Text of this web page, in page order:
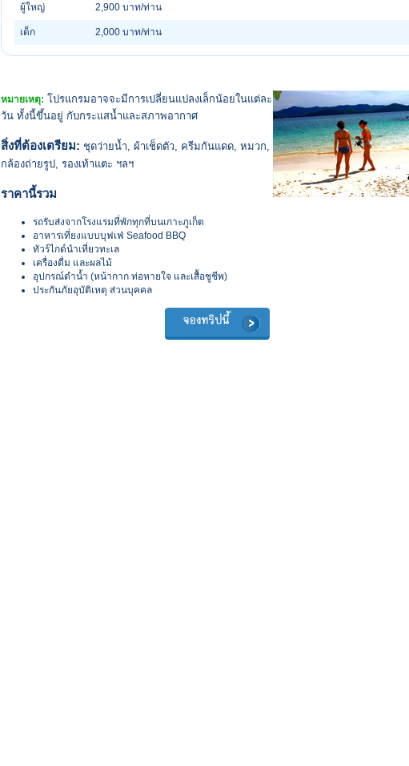
ผู้ใหญ่ 2,900 บาท/ท่าน
เด็ก 2,000 บาท/ท่าน
หมายเหตุ: โปรแกรมอาจจะมีการเปลี่ยนแปลงเล็กน้อยในแต่ละ
วัน ทั้งนี้ขึ้นอยู่ กับกระแสน้ำและสภาพอากาศ
สิ่งที่ต้องเตรียม: ชุดว่ายน้ำ, ผ้าเช็ดตัว, ครีมกันแดด, หมวก,
กล้องถ่ายรูป, รองเท้าแตะ ฯลฯ
ราคานี้รวม
รถรับส่งจากโรงแรมที่พักทุกที่บนเกาะภูเก็ต
อาหารเที่ยงแบบบุฟเฟ่ Seafood BBQ
ทัวร์ไกด์นำเที่ยวทะเล
เครื่องดื่ม และผลไม้
อุปกรณ์ดำน้ำ (หน้ากาก ท่อหายใจ และเสื้อชูชีพ)
ประกันภัยอุบัติเหตุ ส่วนบุคคล